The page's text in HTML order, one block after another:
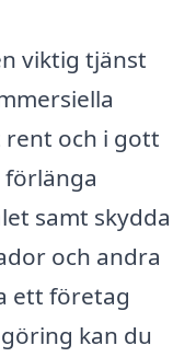
viktig tjänst
rent och i gott
samt skydda
och andra
ett företag
kan du